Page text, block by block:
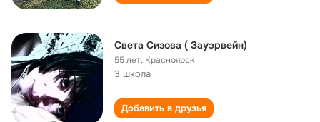
Света Сизова ( Зауэрвейн)
55 лет, Красноярск
3 школа
Добавить в друзья